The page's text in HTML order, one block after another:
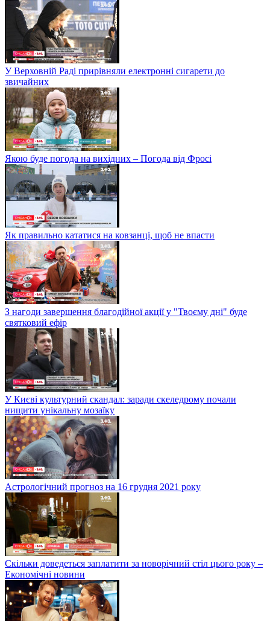
У Верховній Раді прирівняли електронні сигарети до
звичайних
Якою буде погода на вихідних – Погода від Фросі
Як правильно кататися на ковзанці, щоб не впасти
З нагоди завершення благодійної акції у "Твоєму дні" буде
святковий ефір
У Києві культурний скандал: заради скеледрому почали
нищити унікальну мозаїку
Астрологічний прогноз на 16 грудня 2021 року
Скільки доведеться заплатити за новорічний стіл цього року –
Економічні новини